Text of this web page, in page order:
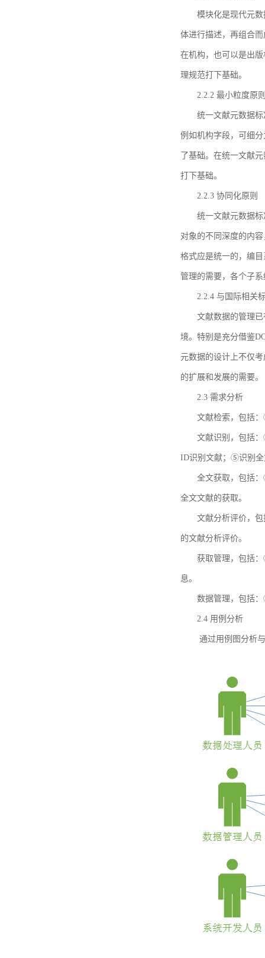
模块化是现代元
体进行描述，再组合
在机构，也可以是出
理规范打下基础。
2.2.2 最小粒度原
统一文献元数据
例如机构字段，可细
了基础。在统一文献
打下基础。
2.2.3 协同化原则
统一文献元数据
对象的不同深度的内
格式应是统一的，编
管理的需要，各个子
2.2.4 与国际相关
文献数据的管理
境。特别是充分借鉴
元数据的设计上不仅
的扩展和发展的需要。
2.3 需求分析
文献检索，包括
文献识别，包括
ID识别文献；⑤识别全
全文获取，包括
全文文献的获取。
文献分析评价，
的文献分析评价。
获取管理，包括
息。
数据管理，包括
2.4 用例分析
通过用例图分析